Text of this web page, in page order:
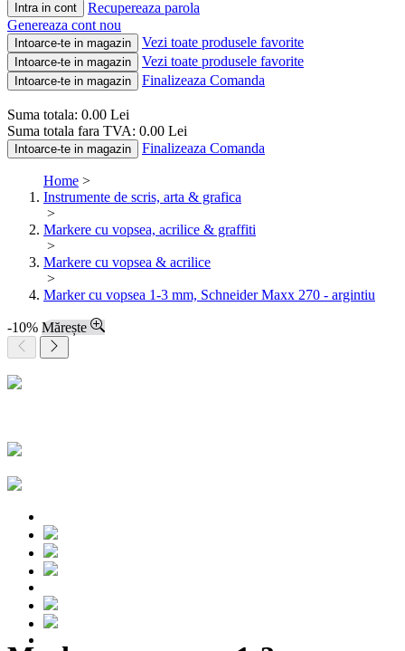
Intra in cont
Recupereaza parola
Genereaza cont nou
Intoarce-te in magazin Vezi toate produsele favorite
Intoarce-te in magazin Vezi toate produsele favorite
Intoarce-te in magazin Finalizeaza Comanda
Suma totala: 0.00 Lei
Suma totala fara TVA: 0.00 Lei
Intoarce-te in magazin Finalizeaza Comanda
Home >
Instrumente de scris, arta & grafica
>
Markere cu vopsea, acrilice & graffiti
>
Markere cu vopsea & acrilice
>
Marker cu vopsea 1-3 mm, Schneider Maxx 270 - argintiu
-10% Mărește